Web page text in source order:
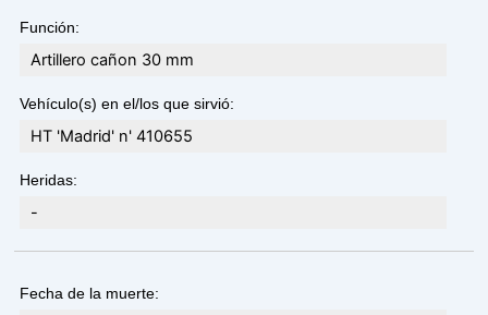
Función:
Artillero cañon 30 mm
Vehículo(s) en el/los que sirvió:
HT 'Madrid' n' 410655
Heridas:
-
Fecha de la muerte: